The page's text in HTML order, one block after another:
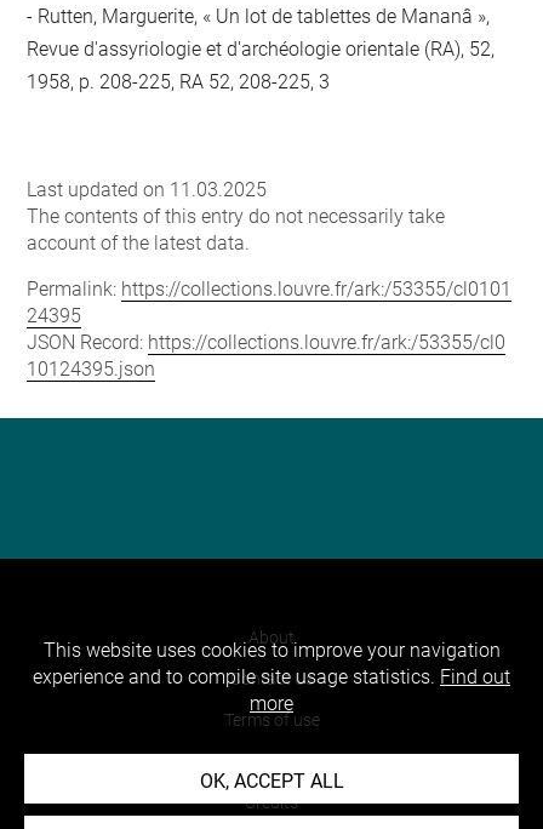
Rutten, Marguerite, « Un lot de tablettes de Mananâ »,
Revue d'assyriologie et d'archéologie orientale (RA), 52,
1958, p. 208-225, RA 52, 208-225, 3
Last updated on 11.03.2025
The contents of this entry do not necessarily take
account of the latest data.
Permalink: https://collections.louvre.fr/ark:/53355/cl0101
24395
JSON Record: https://collections.louvre.fr/ark:/53355/cl0
10124395.json
About
Contact Us
Terms of use
Cookies
Credits
This website uses cookies to improve your navigation
experience and to compile site usage statistics. Find out
more
OK, ACCEPT ALL